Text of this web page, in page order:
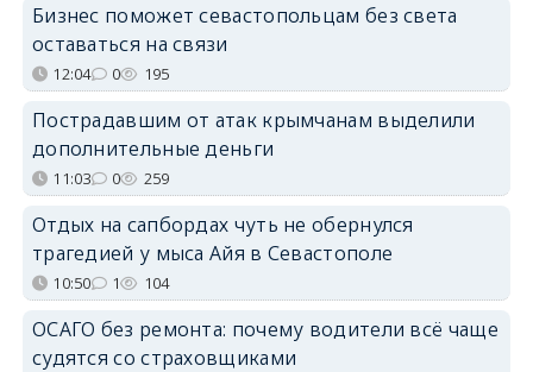
Бизнес поможет севастопольцам без света
оставаться на связи
12:04 0 195
Пострадавшим от атак крымчанам выделили
дополнительные деньги
11:03 0 259
Отдых на сапбордах чуть не обернулся
трагедией у мыса Айя в Севастополе
10:50 1 104
ОСАГО без ремонта: почему водители всё чаще
судятся со страховщиками